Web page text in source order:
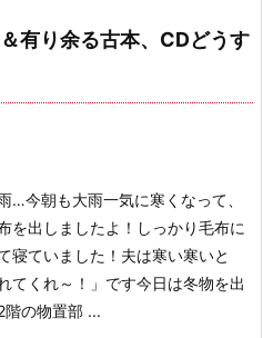
有り余る古本、CDどうす
…今朝も大雨一気に寒くなって、
を出しましたよ！ しっかり毛布に
寝ていました！ 夫は寒い寒いと
てくれ～！」です今日は冬物を出
階の物置部 ...